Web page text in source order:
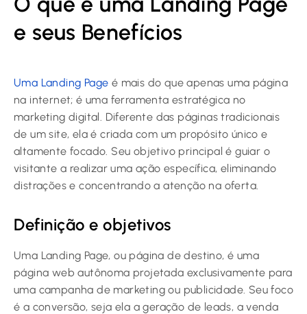
e seus Benefícios
Uma Landing Page é mais do que apenas uma página
na internet; é uma ferramenta estratégica no
marketing digital. Diferente das páginas tradicionais
de um site, ela é criada com um propósito único e
altamente focado. Seu objetivo principal é guiar o
visitante a realizar uma ação específica, eliminando
distrações e concentrando a atenção na oferta.
Definição e objetivos
Uma Landing Page, ou página de destino, é uma
página web autônoma projetada exclusivamente para
uma campanha de marketing ou publicidade. Seu foco
é a conversão, seja ela a geração de leads, a venda